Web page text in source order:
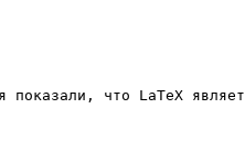
показали, что LaTeX